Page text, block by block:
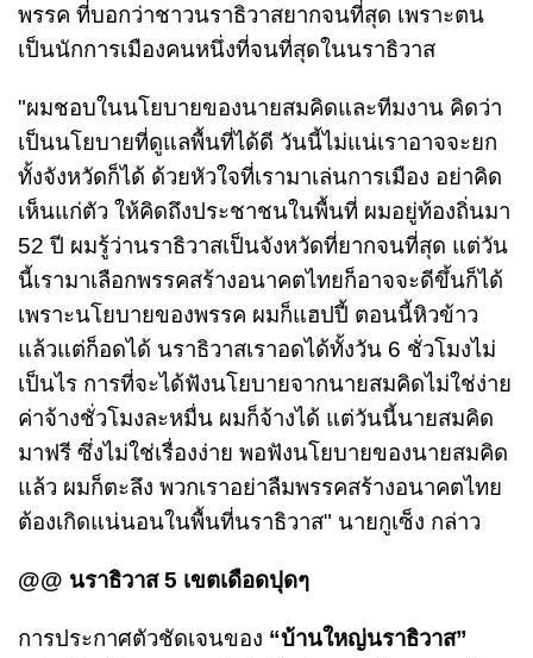
พรรค ที่บอกว่าชาวนราธิวาสยากจนที่สุด เพราะตน
เป็นนักการเมืองคนหนึ่งที่จนที่สุดในนราธิวาส
"ผมชอบในนโยบายของนายสมคิดและทีมงาน คิดว่า
เป็นนโยบายที่ดูแลพื้นที่ได้ดี วันนี้ไม่แน่เราอาจจะยก
ทั้งจังหวัดก็ได้ ด้วยหัวใจที่เรามาเล่นการเมือง อย่าคิด
เห็นแก่ตัว ให้คิดถึงประชาชนในพื้นที่ ผมอยู่ท้องถิ่นมา
52 ปี ผมรู้ว่านราธิวาสเป็นจังหวัดที่ยากจนที่สุด แต่วัน
นี้เรามาเลือกพรรคสร้างอนาคตไทยก็อาจจะดีขึ้นก็ได้
เพราะนโยบายของพรรค ผมก็แฮปปี้ ตอนนี้หิวข้าว
แล้วแต่ก็อดได้ นราธิวาสเราอดได้ทั้งวัน 6 ชั่วโมงไม่
เป็นไร การที่จะได้ฟังนโยบายจากนายสมคิดไม่ใช่ง่าย
ค่าจ้างชั่วโมงละหมื่น ผมก็จ้างได้ แต่วันนี้นายสมคิด
มาฟรี ซึ่งไม่ใช่เรื่องง่าย พอฟังนโยบายของนายสมคิด
แล้ว ผมก็ตะลึง พวกเราอย่าลืมพรรคสร้างอนาคตไทย
ต้องเกิดแน่นอนในพื้นที่นราธิวาส" นายกูเซ็ง กล่าว
@@ นราธิวาส 5 เขตเดือดปุดๆ
การประกาศตัวชัดเจนของ “บ้านใหญ่นราธิวาส”